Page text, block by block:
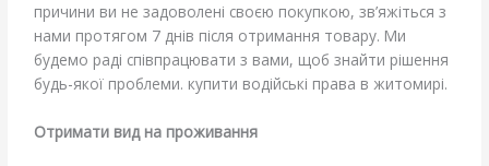
причини ви не задоволені своєю покупкою, зв’яжіться з
нами протягом 7 днів після отримання товару. Ми
будемо раді співпрацювати з вами, щоб знайти рішення
будь-якої проблеми. купити водійські права в житомирі.
Отримати вид на проживання